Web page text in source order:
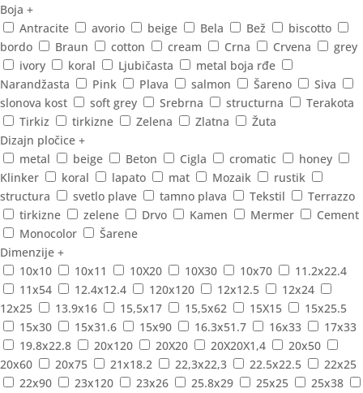
Boja +
Antracite
avorio beige Bela Bež
biscotto
bordo
Braun cotton cream Crna Crvena
grey
ivory
koral Ljubičasta
metal boja rđe
Narandžasta
Pink Plava salmon Šareno
Siva
slonova kost
soft grey Srebrna structurna
Terakota
Tirkiz
tirkizne Zelena Zlatna
Žuta
Dizajn pločice +
metal
beige Beton Cigla cromatic
honey
Klinker
koral lapato mat Mozaik
rustik
structura
svetlo plave tamno plava Tekstil
Terrazzo
tirkizne
zelene Drvo Kamen Mermer
Cement
Monocolor
Šarene
Dimenzije +
10x10
10x11 10X20 10X30 10x70
11.2x22.4
11x54
12.4x12.4 120x120 12x12.5
12x24
12x25
13.9x16 15,5x17 15,5x62 15X15
15x25.5
15x30
15x31.6 15x90 16.3x51.7 16x33
17x33
19.8x22.8
20x120 20X20 20X20X1,4
20x50
20x60
20x75 21x18.2 22,3x22,3 22.5x22.5
22x25
22x90
23x120 23x26 25.8x29 25x25 25x38